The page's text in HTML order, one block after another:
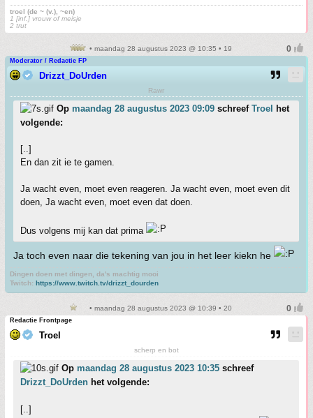
troel (de ~ (v.), ~en)
1 [inf.] vrouw of meisje
2 trut
• maandag 28 augustus 2023 @ 10:35 • 19
Moderator / Redactie FP
Drizzt_DoUrden
Rawr
Op maandag 28 augustus 2023 09:09 schreef Troel
het
volgende:
[..]
En dan zit ie te gamen.
Ja wacht even, moet even reageren. Ja wacht even, moet even dit
doen, Ja wacht even, moet even dat doen.
Dus volgens mij kan dat prima
Ja toch even naar die tekening van jou in het leer kiekn he
Dingen doen met dingen, da's machtig mooi
Twitch: https://www.twitch.tv/drizzt_dourden
• maandag 28 augustus 2023 @ 10:39 • 20
Redactie Frontpage
Troel
scherp en bot
Op maandag 28 augustus 2023 10:35 schreef
Drizzt_DoUrden het volgende:
[..]